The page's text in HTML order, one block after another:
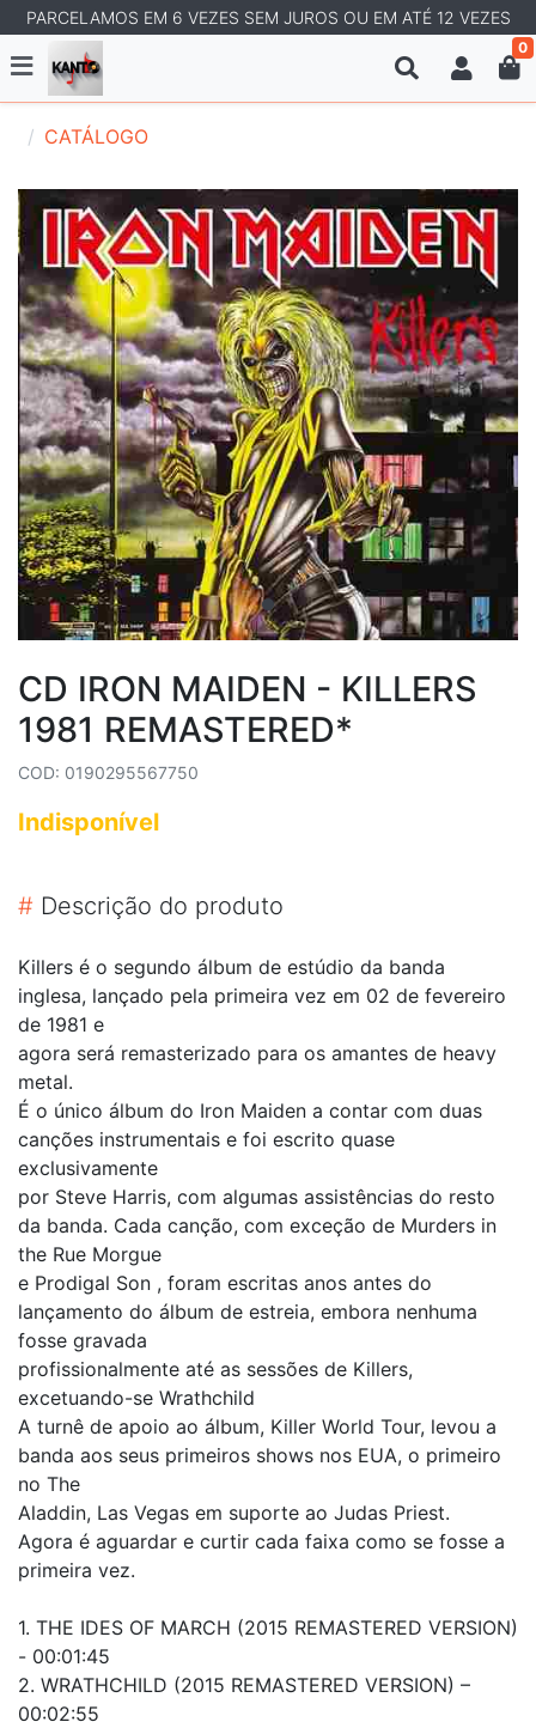
PARCELAMOS EM 6 VEZES SEM JUROS OU EM ATÉ 12 VEZES
0
CATÁLOGO
CD IRON MAIDEN - KILLERS
1981 REMASTERED*
COD: 0190295567750
Indisponível
# Descrição do produto
Killers é o segundo álbum de estúdio da banda
inglesa, lançado pela primeira vez em 02 de fevereiro
de 1981 e
agora será remasterizado para os amantes de heavy
metal.
É o único álbum do Iron Maiden a contar com duas
canções instrumentais e foi escrito quase
exclusivamente
por Steve Harris, com algumas assistências do resto
da banda. Cada canção, com exceção de Murders in
the Rue Morgue
e Prodigal Son , foram escritas anos antes do
lançamento do álbum de estreia, embora nenhuma
fosse gravada
profissionalmente até as sessões de Killers,
excetuando-se Wrathchild
A turnê de apoio ao álbum, Killer World Tour, levou a
banda aos seus primeiros shows nos EUA, o primeiro
no The
Aladdin, Las Vegas em suporte ao Judas Priest.
Agora é aguardar e curtir cada faixa como se fosse a
primeira vez.
1. THE IDES OF MARCH (2015 REMASTERED VERSION)
- 00:01:45
2. WRATHCHILD (2015 REMASTERED VERSION) –
00:02:55